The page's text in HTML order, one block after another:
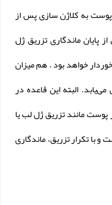
به کلاژن سازی پس از
ماندگاری تزریق ژل
خواهد بود . هم میزان
البته این قاعده در
پوست مانند تزریق ژل لب یا
با تکرار تزریق، ماندگاری